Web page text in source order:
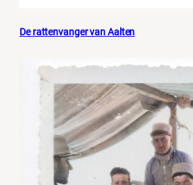
De rattenvanger van Aalten